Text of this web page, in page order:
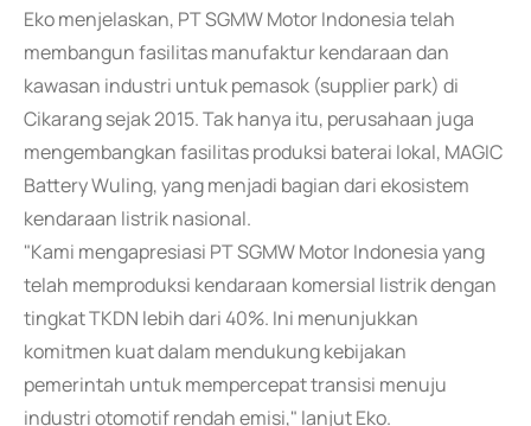
Eko menjelaskan, PT SGMW Motor Indonesia telah
membangun fasilitas manufaktur kendaraan dan
kawasan industri untuk pemasok (supplier park) di
Cikarang sejak 2015. Tak hanya itu, perusahaan juga
mengembangkan fasilitas produksi baterai lokal, MAGIC
Battery Wuling, yang menjadi bagian dari ekosistem
kendaraan listrik nasional.
"Kami mengapresiasi PT SGMW Motor Indonesia yang
telah memproduksi kendaraan komersial listrik dengan
tingkat TKDN lebih dari 40%. Ini menunjukkan
komitmen kuat dalam mendukung kebijakan
pemerintah untuk mempercepat transisi menuju
industri otomotif rendah emisi," lanjut Eko.